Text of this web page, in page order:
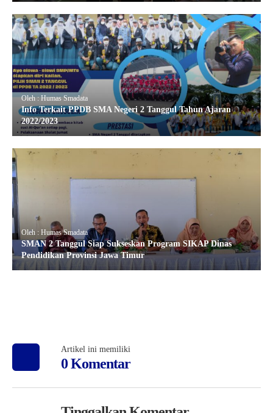
Oleh : Humas Smadata
Info Terkait PPDB SMA Negeri 2 Tanggul Tahun Ajaran
2022/2023
Oleh : Humas Smadata
SMAN 2 Tanggul Siap Sukseskan Program SIKAP Dinas
Pendidikan Provinsi Jawa Timur
Artikel ini memiliki
0 Komentar